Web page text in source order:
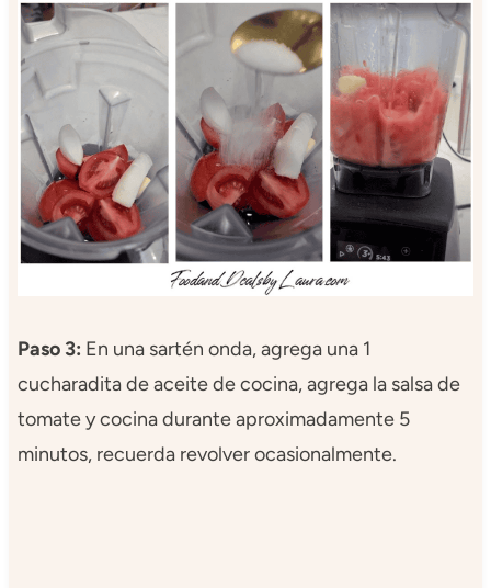
Paso 3: En una sartén onda, agrega una 1
cucharadita de aceite de cocina, agrega la salsa de
tomate y cocina durante aproximadamente 5
minutos, recuerda revolver ocasionalmente.